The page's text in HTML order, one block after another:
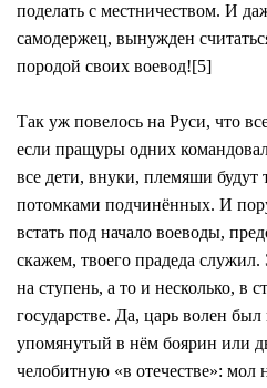
поделать с местничеством. И
самодержец, вынужден
породой своих воевод![5]
Так уж повелось на Руси, что
если пращуры одних
все дети, внуки, племяши будут
потомками подчинённых. И
встать под начало воеводы,
скажем, твоего прадеда
на ступень, а то и несколько, в
государстве. Да, царь волен
упомянутый в нём боярин или
челобитную «в отечестве»: мол